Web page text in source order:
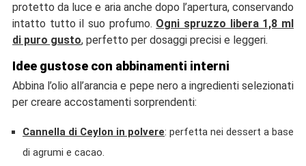
protetto da luce e aria anche dopo l’apertura, conservando
intatto tutto il suo profumo. Ogni spruzzo libera 1,8 ml
di puro gusto, perfetto per dosaggi precisi e leggeri.
Idee gustose con abbinamenti interni
Abbina l’olio all’arancia e pepe nero a ingredienti selezionati
per creare accostamenti sorprendenti:
Cannella di Ceylon in polvere: perfetta nei dessert a base
di agrumi e cacao.